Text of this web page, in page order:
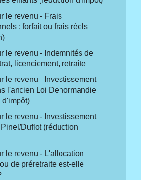
le revenu - Frais
: forfait ou frais réels
le revenu - Indemnités de
licenciement, retraite
le revenu - Investissement
l'ancien Loi Denormandie
d'impôt)
le revenu - Investissement
Pinel/Duflot (réduction
le revenu - L'allocation
de préretraite est-elle